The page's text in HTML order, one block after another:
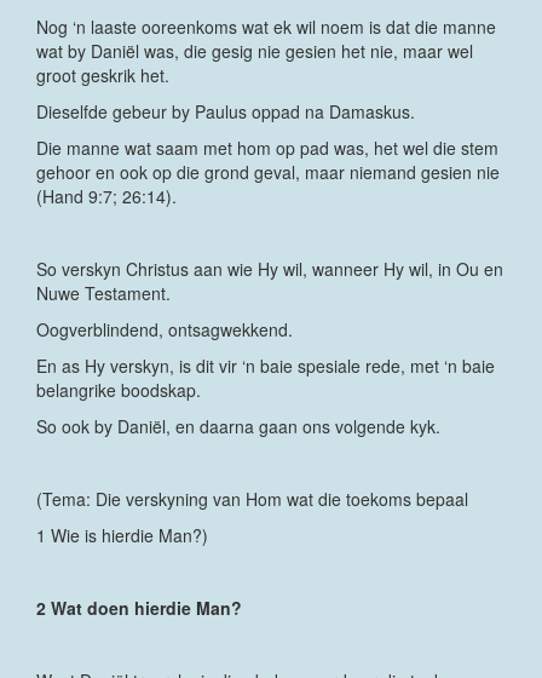
Nog ‘n laaste ooreenkoms wat ek wil noem is dat die manne
wat by Daniël was, die gesig nie gesien het nie, maar wel
groot geskrik het.
Dieselfde gebeur by Paulus oppad na Damaskus.
Die manne wat saam met hom op pad was, het wel die stem
gehoor en ook op die grond geval, maar niemand gesien nie
(Hand 9:7; 26:14).
So verskyn Christus aan wie Hy wil, wanneer Hy wil, in Ou en
Nuwe Testament.
Oogverblindend, ontsagwekkend.
En as Hy verskyn, is dit vir ‘n baie spesiale rede, met ‘n baie
belangrike boodskap.
So ook by Daniël, en daarna gaan ons volgende kyk.
(Tema: Die verskyning van Hom wat die toekoms bepaal
1 Wie is hierdie Man?)
2 Wat doen hierdie Man?